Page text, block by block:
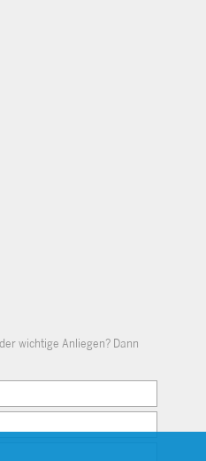
wichtige Anliegen? Dann